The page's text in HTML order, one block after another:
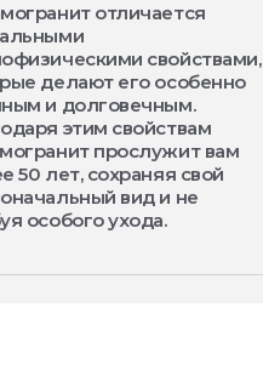
отличается
свойствами,
делают его особенно
и долговечным.
этим свойствам
прослужит вам
50 лет, сохраняя свой
вид и не
особого ухода.